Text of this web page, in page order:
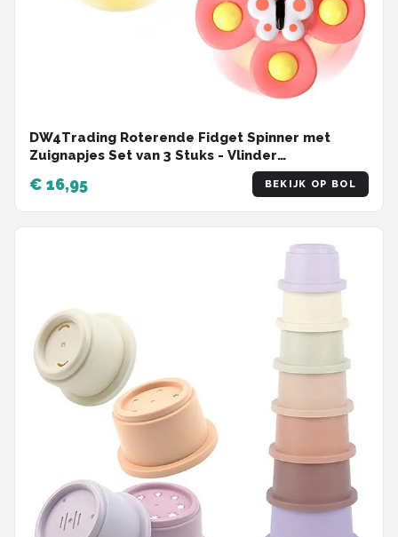
DW4Trading Roterende Fidget Spinner met
Zuignapjes Set van 3 Stuks - Vlinder
Lieveheersbeestje Bij - Educatief Speelgoed
€ 16,95 BEKIJK OP BOL